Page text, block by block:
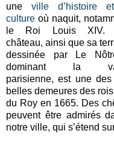
uneville d’histoire
culture où naquit,
le Roi Louis XIV.
château, ainsi que sa
dessinée par Le
dominant la
parisienne, est une
belles demeures des
du Roy en 1665. Des
peuvent être admirés
notre ville, qui s’étend